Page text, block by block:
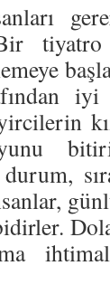
tiyatro
iyi
durum,